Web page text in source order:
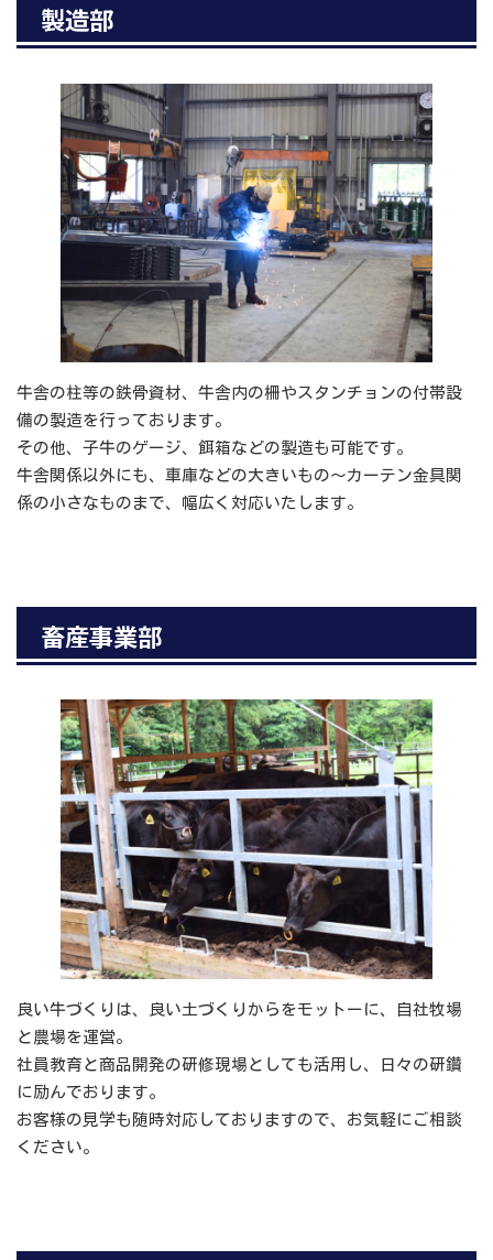
製造部
牛舎の柱等の鉄骨資材、牛舎内の柵やスタンチョンの付帯設
備の製造を行っております。
その他、子牛のゲージ、餌箱などの製造も可能です。
牛舎関係以外にも、車庫などの大きいもの～カーテン金具関
係の小さなものまで、幅広く対応いたします。
畜産事業部
良い牛づくりは、良い土づくりからをモットーに、自社牧場
と農場を運営。
社員教育と商品開発の研修現場としても活用し、日々の研鑽
に励んでおります。
お客様の見学も随時対応しておりますので、お気軽にご相談
ください。